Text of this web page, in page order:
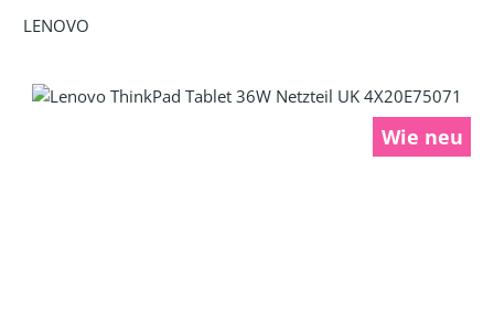
LENOVO
Bildergalerie überspringen
Wie neu